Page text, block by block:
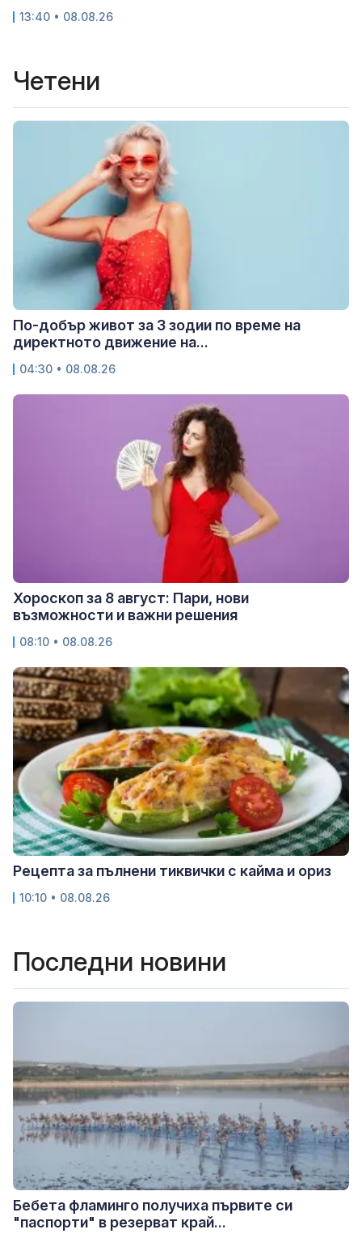
13:40 • 08.08.26
Четени
По-добър живот за 3 зодии по време на
директното движение на...
04:30 • 08.08.26
Хороскоп за 8 август: Пари, нови
възможности и важни решения
08:10 • 08.08.26
Рецепта за пълнени тиквички с кайма и ориз
10:10 • 08.08.26
Последни новини
Бебета фламинго получиха първите си
"паспорти" в резерват край...